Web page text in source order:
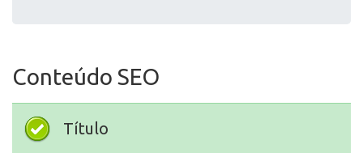
Conteúdo SEO
Título